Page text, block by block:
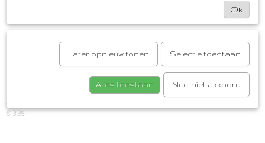
€ 3,35
Ok
Later opnieuw tonen Selectie toestaan
Alles toestaan Nee, niet akkoord